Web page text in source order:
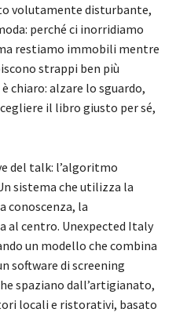
volutamente disturbante,
perché ci inorridiamo
restiamo immobili mentre
strappi ben più
chiaro: alzare lo sguardo,
il libro giusto per sé,
del talk: l’algoritmo
sistema che utilizza la
conoscenza, la
al centro. Unexpected Italy
un modello che combina
software di screening
spaziano dall’artigianato,
locali e ristorativi, basato